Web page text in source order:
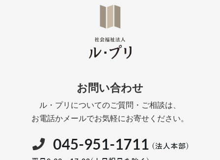
お問い合わせ
ル・プリについてのご質問・ご相談は、
お電話かメールでお気軽にお寄せください。